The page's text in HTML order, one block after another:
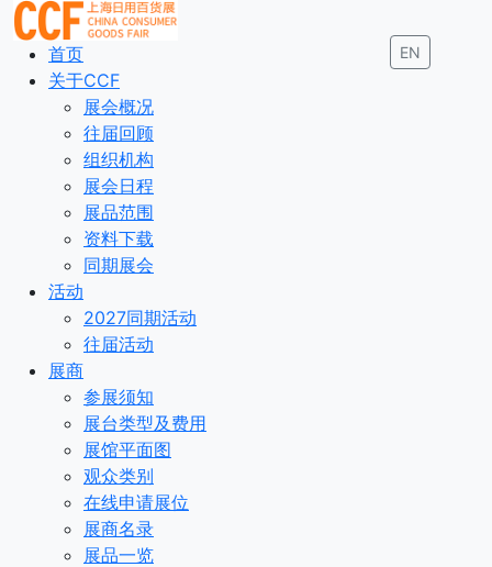
EN
首页
关于CCF
展会概况
往届回顾
组织机构
展会日程
展品范围
资料下载
同期展会
活动
2027同期活动
往届活动
展商
参展须知
展台类型及费用
展馆平面图
观众类别
在线申请展位
展商名录
展品一览